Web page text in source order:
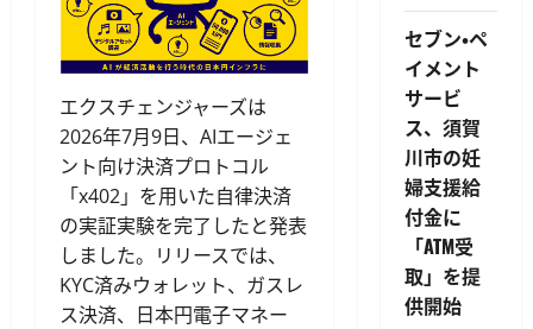
エクスチェンジャーズは
2026年7月9日、AIエージェ
ント向け決済プロトコル
「x402」を用いた自律決済
の実証実験を完了したと発表
しました。リリースでは、
KYC済みウォレット、ガスレ
ス決済、日本円電子マネー
セブン・ペ
イメント
サービ
ス、須賀
川市の妊
婦支援給
付金に
「ATM受
取」を提
供開始